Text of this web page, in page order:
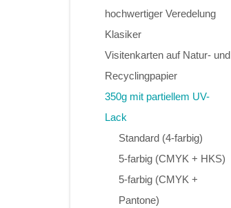
hochwertiger Veredelung
Klasiker
Visitenkarten auf Natur- und
Recyclingpapier
350g mit partiellem UV-
Lack
Standard (4-farbig)
5-farbig (CMYK + HKS)
5-farbig (CMYK +
Pantone)